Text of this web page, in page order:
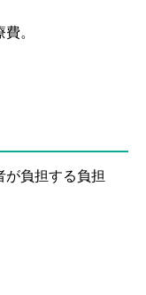
。
が負担する負担